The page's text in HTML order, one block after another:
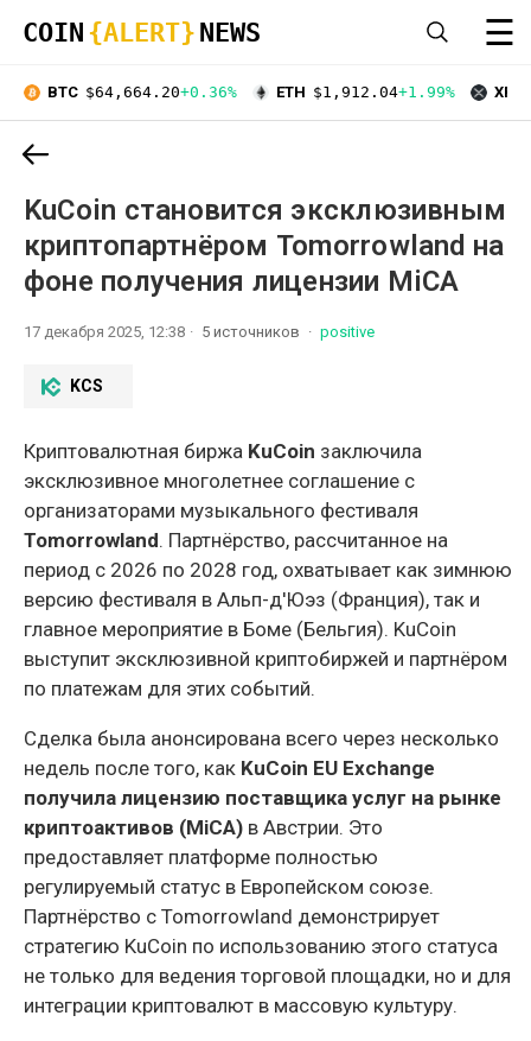
COIN {ALERT} NEWS ☰
BTC $64,664.20+0.36% ETH $1,912.04+1.99% XRP
KuCoin становится эксклюзивным
криптопартнёром Tomorrowland на
фоне получения лицензии MiCA
17 декабря 2025, 12:38 5 источников positive
KCS
Криптовалютная биржа KuCoin заключила
эксклюзивное многолетнее соглашение с
организаторами музыкального фестиваля
Tomorrowland. Партнёрство, рассчитанное на
период с 2026 по 2028 год, охватывает как зимнюю
версию фестиваля в Альп-д'Юэз (Франция), так и
главное мероприятие в Боме (Бельгия). KuCoin
выступит эксклюзивной криптобиржей и партнёром
по платежам для этих событий.
Сделка была анонсирована всего через несколько
недель после того, как KuCoin EU Exchange
получила лицензию поставщика услуг на рынке
криптоактивов (MiCA) в Австрии. Это
предоставляет платформе полностью
регулируемый статус в Европейском союзе.
Партнёрство с Tomorrowland демонстрирует
стратегию KuCoin по использованию этого статуса
не только для ведения торговой площадки, но и для
интеграции криптовалют в массовую культуру.